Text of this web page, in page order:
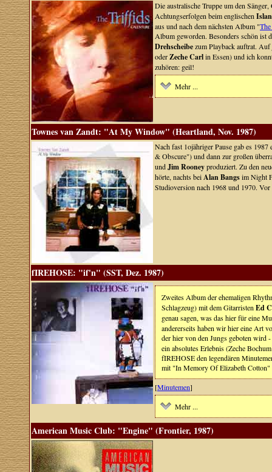
Die australische Truppe um den
Achtungserfolgen beim englischen
aus und nach dem nächsten Album "
Album geworden. Besonders schön
Drehscheibezum Playback auftrat. Auf
oderZeche Carlin Essen) und ich
zuhören: geil!
Mehr ...
Townes van Zandt: "At My Window" (Heartland, Nov. 1987)
Nach fast 1ojähriger Pause gab es
& Obscure") und dann zur großen
undJim Rooneyproduziert. Zu den
hörte, nachts beiAlan Bangsim Night
Studioversion nach 1968 und 1970.
fIREHOSE: "if'n" (SST, Dez. 1987)
Zweites Album der ehemaligen
Schlagzeug) mit dem Gitarristen Ed
genau sagen, was das hier für eine
andererseits haben wir hier eine Art
der hier von den Jungs geboten wird
ein absolutes Erlebnis (Zeche
fIREHOSE den legendären
mit "In Memory Of Elizabeth Cotton"
[Minutemen]
Mehr ...
American Music Club: "Engine" (Frontier, 1987)